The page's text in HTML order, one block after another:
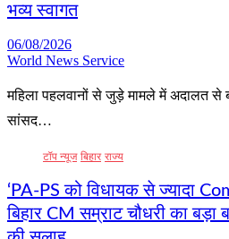
भव्य स्वागत
06/08/2026
World News Service
महिला पहलवानों से जुड़े मामले में अदालत से
सांसद…
टॉप न्यूज बिहार राज्य
‘PA-PS को विधायक से ज्यादा
बिहार CM सम्राट चौधरी का बड़ा